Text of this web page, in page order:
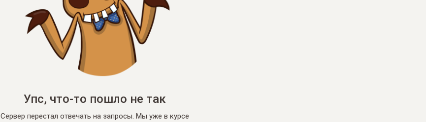
Упс, что-то пошло не так
Сервер перестал отвечать на запросы. Мы уже в курсе